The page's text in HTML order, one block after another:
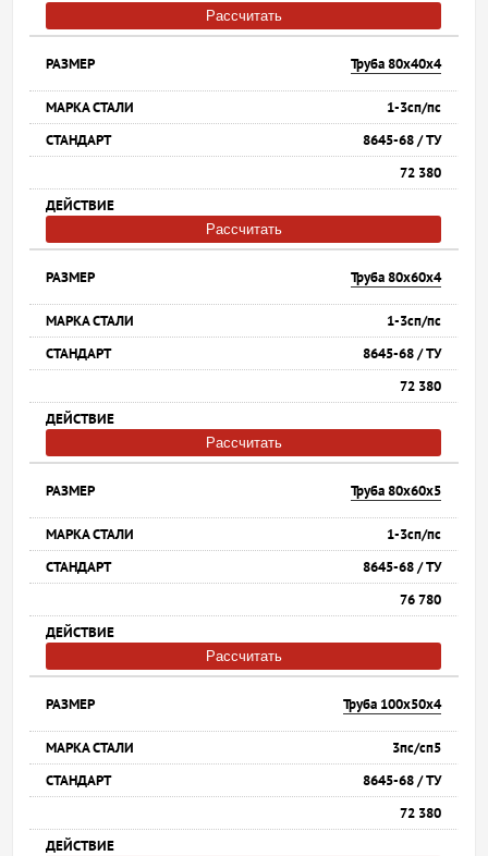
Рассчитать
Труба 80х40х4
1-3сп/пс
8645-68 / ТУ
72 380
Рассчитать
Труба 80х60х4
1-3сп/пс
8645-68 / ТУ
72 380
Рассчитать
Труба 80х60х5
1-3сп/пс
8645-68 / ТУ
76 780
Рассчитать
Труба 100х50х4
3пс/сп5
8645-68 / ТУ
72 380